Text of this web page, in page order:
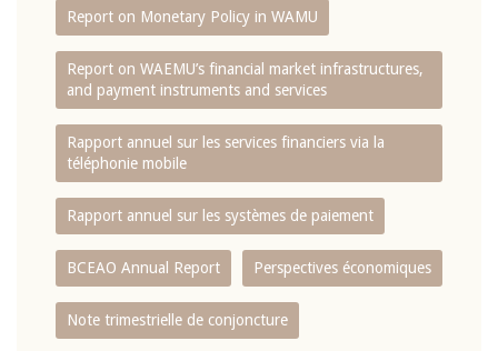
Report on Monetary Policy in WAMU
Report on WAEMU’s financial market infrastructures,
and payment instruments and services
Rapport annuel sur les services financiers via la
téléphonie mobile
Rapport annuel sur les systèmes de paiement
BCEAO Annual Report Perspectives économiques
Note trimestrielle de conjoncture